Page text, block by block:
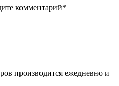
комментарий*
производится ежедневно и